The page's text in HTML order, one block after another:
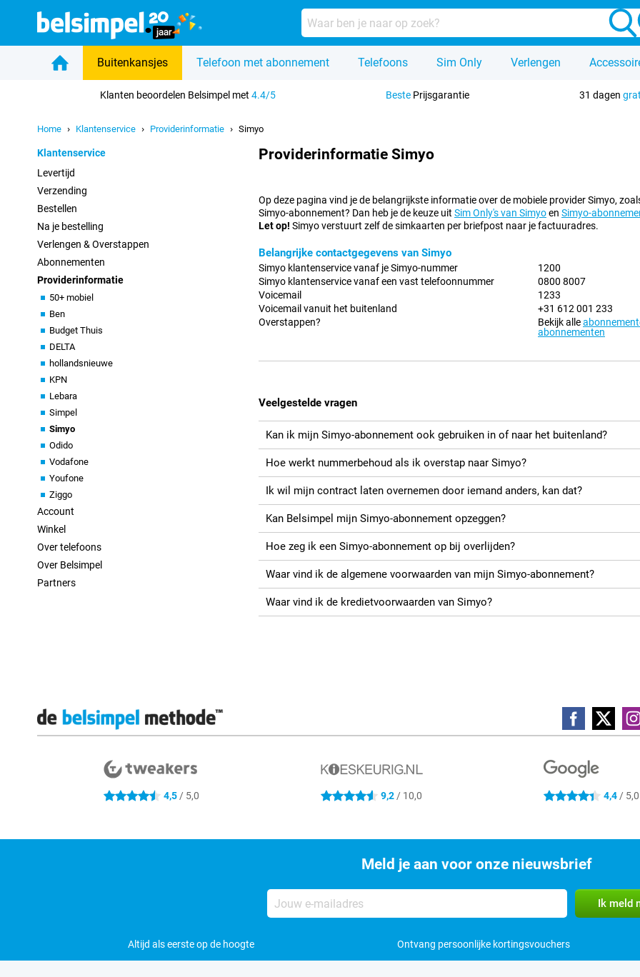
Home
Buitenkansjes Telefoon met abonnement Telefoons Sim Only Verlengen
Klanten beoordelen Belsimpel met 4.4/5 BestePrijsgarantie 31 dagen
Home Klantenservice Providerinformatie Simyo
Klantenservice
Levertijd
Verzending
Bestellen
Na je bestelling
Verlengen & Overstappen
Abonnementen
Providerinformatie
50+ mobiel
Ben
Budget Thuis
DELTA
hollandsnieuwe
KPN
Lebara
Simpel
Simyo
Odido
Vodafone
Youfone
Ziggo
Account
Winkel
Over telefoons
Over Belsimpel
Partners
Providerinformatie Simyo
Op deze pagina vind je de belangrijkste informatie over de mobiele provider Simyo,
Simyo-abonnement? Dan heb je de keuze uit Sim Only's van Simyoen Simyo-
Let op! Simyo verstuurt zelf de simkaarten per briefpost naar je factuuradres.
Belangrijke contactgegevens van Simyo
Simyo klantenservice vanaf je Simyo-nummer
1200
Simyo klantenservice vanaf een vast telefoonnummer
0800 8007
Voicemail
1233
Voicemail vanuit het buitenland
+31 612 001 233
Overstappen?
Bekijk alle
abonnementen
Veelgestelde vragen
Kan ik mijn Simyo-abonnement ook gebruiken in of naar het buitenland?
Hoe werkt nummerbehoud als ik overstap naar Simyo?
Ik wil mijn contract laten overnemen door iemand anders, kan dat?
Kan Belsimpel mijn Simyo-abonnement opzeggen?
Hoe zeg ik een Simyo-abonnement op bij overlijden?
Waar vind ik de algemene voorwaarden van mijn Simyo-abonnement?
Waar vind ik de kredietvoorwaarden van Simyo?
4.5 sterren 4,5/ 5,0 4.6 sterren 9,2/ 10,0 4.4 sterren 4,4 / 5,0
Meld je aan voor onze nieuwsbrief
Jouw
mailadres
Altijd als eerste op de hoogte Ontvang persoonlijke kortingsvouchers